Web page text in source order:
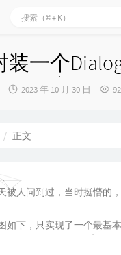
装一个
发
2023 年 10 月 30 日
正文
被人问到过，当时挺懵的
如下，只实现了一个最基